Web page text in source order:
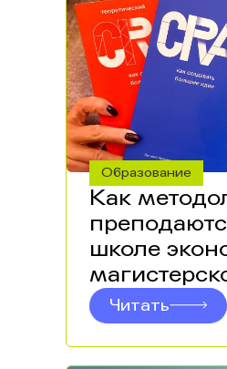
Образование
Как
школе
Читать